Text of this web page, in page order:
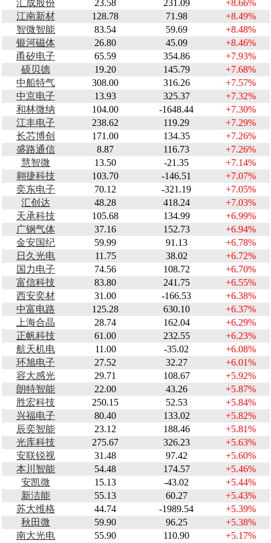
汇成股份
23.58 231.09
+8.66%
江南新材
128.78 71.98
+8.49%
智微智能
83.54 59.69
+8.48%
银河磁体
26.80 45.09
+8.46%
甬矽电子
65.59 354.86
+7.93%
硕贝德
19.20 145.79
+7.68%
中船特气
308.00 316.26
+7.57%
中京电子
13.93 325.37
+7.32%
和林微纳
104.00 -1648.44
+7.30%
江丰电子
238.62 119.29
+7.29%
长芯博创
171.00 134.35
+7.26%
盛路通信
8.87 116.73
+7.26%
慧智微
13.50 -21.35
+7.14%
翱捷科技
103.70 -146.51
+7.07%
奕东电子
70.12 -321.19
+7.05%
汇创达
48.28 418.24
+7.03%
天承科技
105.68 134.99
+6.99%
广钢气体
37.16 152.73
+6.94%
金安国纪
59.99 91.13
+6.78%
日久光电
11.75 38.02
+6.72%
国力电子
74.56 108.72
+6.70%
富信科技
83.80 241.75
+6.55%
西安奕材
31.00 -166.53
+6.38%
中富电路
125.28 630.10
+6.37%
上海合晶
28.74 162.04
+6.29%
正帆科技
61.00 232.55
+6.23%
航天机电
11.00 -35.02
+6.08%
环旭电子
27.52 32.27
+6.01%
容大感光
29.71 108.67
+5.92%
朗特智能
22.00 43.26
+5.87%
胜宏科技
250.15 52.53
+5.84%
兴福电子
80.40 133.02
+5.82%
辰奕智能
23.12 188.46
+5.81%
光库科技
275.67 326.23
+5.63%
安联锐视
31.48 97.42
+5.60%
本川智能
54.48 174.57
+5.46%
安凯微
15.13 -43.02
+5.44%
新洁能
55.13 60.27
+5.43%
苏大维格
44.74 -1989.54
+5.39%
秋田微
59.90 96.25
+5.38%
南大光电
55.90 110.90
+5.17%